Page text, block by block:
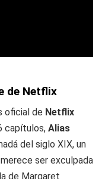
de Netflix
oficial de Netflix
capítulos, Alias
del siglo XIX, un
ser exculpada
de Margaret